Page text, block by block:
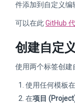
件添加到自定义编
可以在此GitHub
创建自定
使用两个标签创建
使用任何模板
在项目